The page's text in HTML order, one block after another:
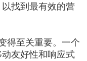
找到最有效的营
得至关重要。一个
友好性和响应式